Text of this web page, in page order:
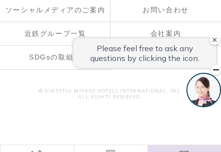
ソーシャルメディアのご案内 お問い合わせ
近鉄グループ一覧 会社案内
SDGsの取組み
© KINTETSU MIYAKO HOTELS INTERNATIONAL, INC.
ALL RIGHTS RESERVED.